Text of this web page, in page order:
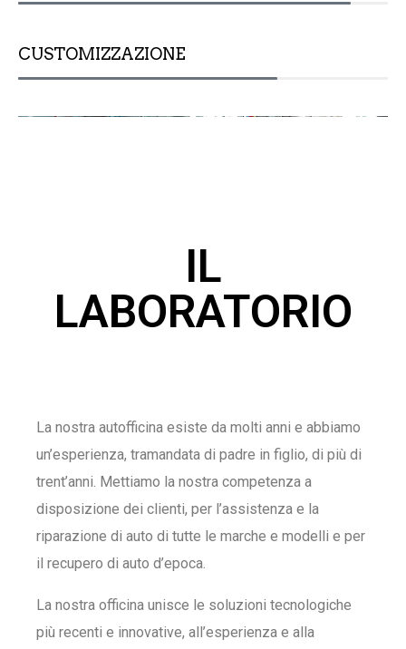
CUSTOMIZZAZIONE
IL
LABORATORIO
La nostra autofficina esiste da molti anni e abbiamo
un’esperienza, tramandata di padre in figlio, di più di
trent’anni. Mettiamo la nostra competenza a
disposizione dei clienti, per l’assistenza e la
riparazione di auto di tutte le marche e modelli e per
il recupero di auto d’epoca.
La nostra officina unisce le soluzioni tecnologiche
più recenti e innovative, all’esperienza e alla